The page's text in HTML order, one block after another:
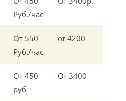
Руб./час
От 550
Руб./час
от 4200
От 450
руб
От 3400